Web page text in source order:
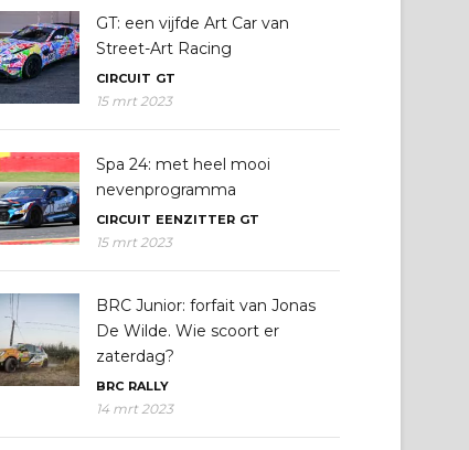
GT: een vijfde Art Car van
Street-Art Racing
CIRCUIT GT
15 mrt 2023
Spa 24: met heel mooi
nevenprogramma
CIRCUIT EENZITTER GT
15 mrt 2023
BRC Junior: forfait van Jonas
De Wilde. Wie scoort er
zaterdag?
BRC RALLY
14 mrt 2023